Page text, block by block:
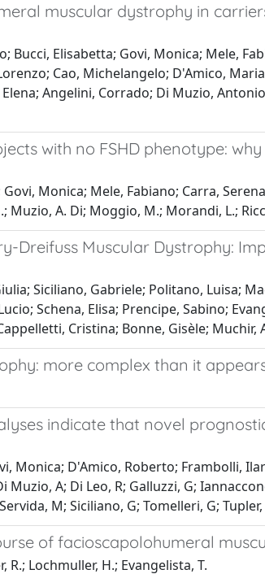
muscular dystrophy in
Bucci, Elisabetta; Govi, Monica; Mele,
Cao, Michelangelo; D'Amico,
Angelini, Corrado; Di Muzio,
with no FSHD phenotype:
Monica; Mele, Fabiano; Carra,
Muzio, A. Di; Moggio, M.; Morandi, L.;
Dreifuss Muscular Dystrophy:
Siciliano, Gabriele; Politano, Luisa;
Schena, Elisa; Prencipe, Sabino;
Cristina; Bonne, Gisèle;
more complex than it
indicate that novel
Monica; D'Amico, Roberto; Frambolli,
Muzio, A; Di Leo, R; Galluzzi, G;
M; Siciliano, G; Tomelleri, G;
of facioscapolohumeral
R.; Lochmuller, H.; Evangelista, T.